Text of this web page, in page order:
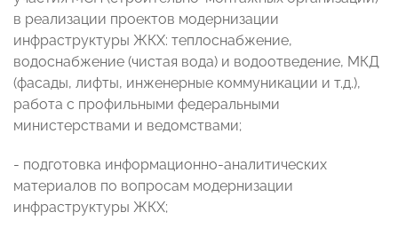
в реализации проектов модернизации
инфраструктуры ЖКХ: теплоснабжение,
водоснабжение (чистая вода) и водоотведение, МКД
(фасады, лифты, инженерные коммуникации и т.д.),
работа с профильными федеральными
министерствами и ведомствами;
- подготовка информационно-аналитических
материалов по вопросам модернизации
инфраструктуры ЖКХ;